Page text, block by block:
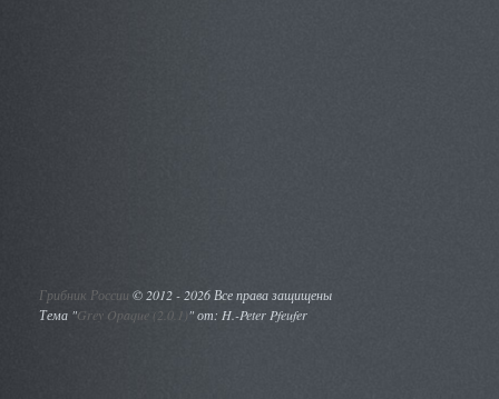
Грибник России ©2012 - 2026 Все права защищены
Тема "Grey Opaque (2.0.1)" от: H.-Peter Pfeufer